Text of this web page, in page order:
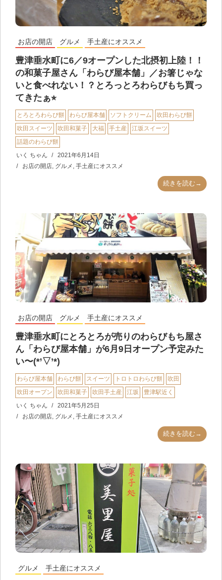
お店の開店 グルメ 手土産にオススメ
豊津垂水町に6／9オープンした北摂初上陸！！
の和菓子屋さん「わらび屋本舗」／お箸じゃな
いと食べれない！？とろっとろわらびもち買っ
てきたぁ⭐︎
とろとろわらび餅 わらび屋本舗 ソフトクリーム
吹田わらび餅
吹田スイーツ
吹田和菓子 大福 手土産
江坂スイーツ
話題のわらび餅
いく ちゃん
2021年6月14日
お店の開店 グルメ 手土産にオススメ
続きを読む→
お店の開店 グルメ 手土産にオススメ
豊津垂水町にとろとろが売りのわらびもち屋さ
ん「わらび屋本舗」が6月9日オープン予定みた
い〜(*’▽’*)
わらび屋本舗 わらび餅 スイーツ トロトロわらび餅
吹田
吹田オープン
吹田和菓子 吹田手土産 江坂
豊津駅近く
いく ちゃん
2021年5月25日
お店の開店 グルメ 手土産にオススメ
続きを読む→
グルメ 手土産にオススメ